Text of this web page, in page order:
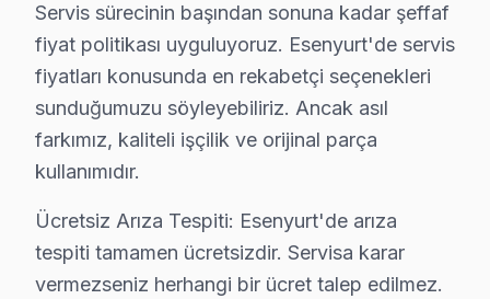
Osmangazi Hitachi Servis
Hitachi TV Osmangazi adresinde firmware güncellemesi
Örnek Hitachi Servis
Hitachi TV'niz Örnek'de arıza yaptıysa taşımanıza
Pınar Hitachi Servis
Pınar'deki Hitachi TV sahiplerinin yüzde sekseni tamir
Servis sürecinin başından sonuna kadar şeffaf
fiyat politikası uyguluyoruz. Esenyurt'de servis
fiyatları konusunda en rekabetçi seçenekleri
sunduğumuzu söyleyebiliriz. Ancak asıl
farkımız, kaliteli işçilik ve orijinal parça
kullanımıdır.
Ücretsiz Arıza Tespiti: Esenyurt'de arıza
tespiti tamamen ücretsizdir. Servisa karar
vermezseniz herhangi bir ücret talep edilmez.